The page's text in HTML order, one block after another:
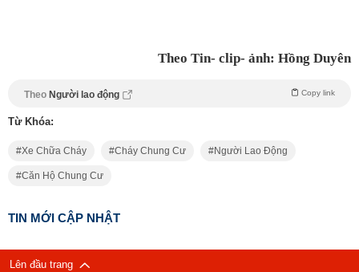
Theo Tin- clip- ảnh: Hồng Duyên
Theo Người lao động Copy link
Từ Khóa:
Xe Chữa Cháy Cháy Chung Cư Người Lao Động
Căn Hộ Chung Cư
TIN MỚI CẬP NHẬT
Lên đầu trang